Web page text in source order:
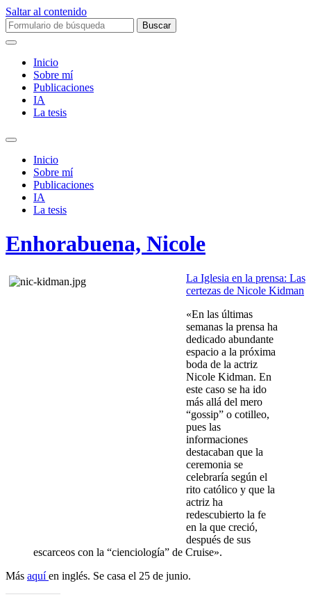
Saltar al contenido
Buscar:
Inicio
Sobre mí­
Publicaciones
IA
La tesis
Alternar
campo
búsqueda
Inicio
Sobre mí­
Publicaciones
IA
La tesis
Enhorabuena, Nicole
La Iglesia en la prensa: Las
certezas de Nicole Kidman
«En las últimas
semanas la prensa ha
dedicado abundante
espacio a la próxima
boda de la actriz
Nicole Kidman. En
este caso se ha ido
más allá del mero
“gossip” o cotilleo,
pues las
informaciones
destacaban que la
ceremonia se
celebraría según el
rito católico y que la
actriz ha
redescubierto la fe
en la que creció,
después de sus
escarceos con la “cienciología” de Cruise».
Más aquíen inglés. Se casa el 25 de junio.